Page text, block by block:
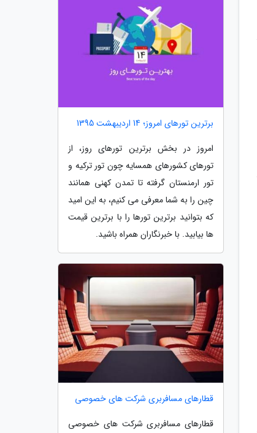
برترین تورهای امروز؛ 14 اردیبهشت 1395
امروز در بخش برترین تورهای روز، از
تورهای کشورهای همسایه چون تور ترکیه و
تور ارمنستان گرفته تا تمدن کهنی همانند
چین را به شما معرفی می کنیم، به این امید
که بتوانید برترین تورها را با برترین قیمت
ها بیابید. با خبرنگاران همراه باشید.
قطارهای مسافربری شرکت های خصوصی
قطارهای مسافربری شرکت های خصوصی